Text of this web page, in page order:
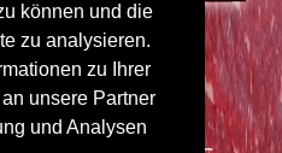
können und die
zu analysieren.
zu Ihrer
unsere Partner
und Analysen